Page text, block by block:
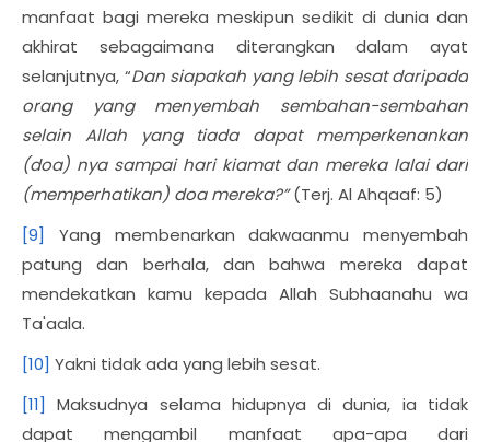
manfaat bagi mereka meskipun sedikit di dunia dan
akhirat sebagaimana diterangkan dalam ayat
selanjutnya, “Dan siapakah yang lebih sesat daripada
orang yang menyembah sembahan-sembahan
selain Allah yang tiada dapat memperkenankan
(doa) nya sampai hari kiamat dan mereka lalai dari
(memperhatikan) doa mereka?”(Terj. Al Ahqaaf: 5)
[9]
Yang membenarkan dakwaanmu menyembah
patung dan berhala, dan bahwa mereka dapat
mendekatkan kamu kepada Allah Subhaanahu wa
Ta'aala.
[10] Yakni tidak ada yang lebih sesat.
[11]
Maksudnya selama hidupnya di dunia, ia tidak
dapat mengambil manfaat apa-apa dari